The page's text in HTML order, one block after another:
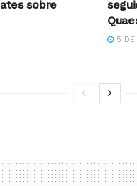
sobre
5 DE